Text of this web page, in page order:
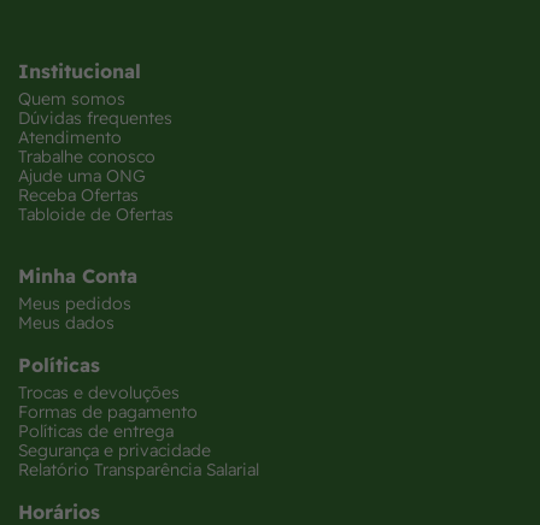
Institucional
Quem somos
Dúvidas frequentes
Atendimento
Trabalhe conosco
Ajude uma ONG
Receba Ofertas
Tabloide de Ofertas
Minha Conta
Meus pedidos
Meus dados
Políticas
Trocas e devoluções
Formas de pagamento
Políticas de entrega
Segurança e privacidade
Relatório Transparência Salarial
Horários